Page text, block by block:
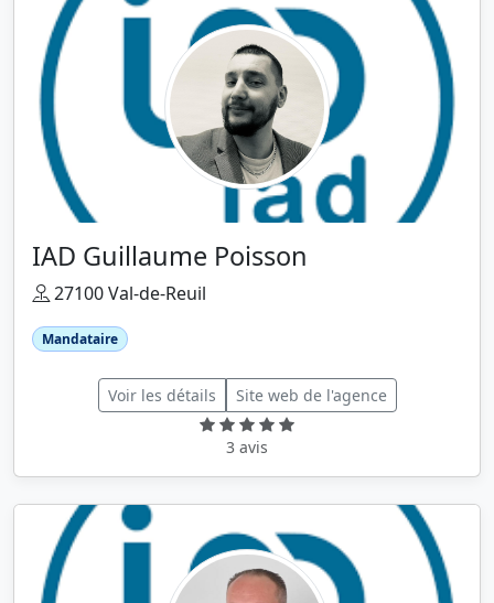
IAD Guillaume Poisson
27100 Val-de-Reuil
Mandataire
Voir les détails Site web de l'agence
3 avis